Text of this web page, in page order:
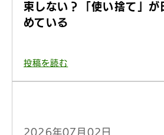
束しない？「使い捨て」が
めている
投稿を読む
2026年07月02日